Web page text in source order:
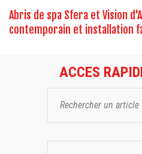
Abris de spa Sfera et Vision
contemporain et installation
ACCES